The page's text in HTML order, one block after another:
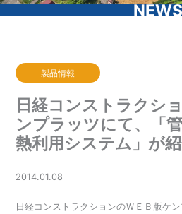
NEWS
製品情報
日経コンストラクシ
ンプラッツにて、「
熱利用システム」が
2014.01.08
日経コンストラクションのＷＥＢ版ケ